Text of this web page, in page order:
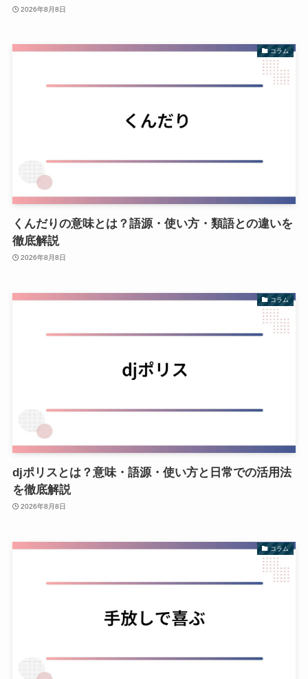
2026年8月8日
コラム
くんだりの意味とは？語源・使い方・類語との違いを
徹底解説
2026年8月8日
コラム
djポリスとは？意味・語源・使い方と日常での活用法
を徹底解説
2026年8月8日
コラム